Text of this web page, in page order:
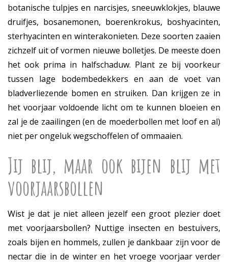
botanische tulpjes en narcisjes, sneeuwklokjes, blauwe
druifjes, bosanemonen, boerenkrokus, boshyacinten,
sterhyacinten en winterakonieten. Deze soorten zaaien
zichzelf uit of vormen nieuwe bolletjes. De meeste doen
het ook prima in halfschaduw. Plant ze bij voorkeur
tussen lage bodembedekkers en aan de voet van
bladverliezende bomen en struiken. Dan krijgen ze in
het voorjaar voldoende licht om te kunnen bloeien en
zal je de zaailingen (en de moederbollen met loof en al)
niet per ongeluk wegschoffelen of ommaaien.
Jij blij, maar ook bijen blij met
voorjaarsbollen
Wist je dat je niet alleen jezelf een groot plezier doet
met voorjaarsbollen? Nuttige insecten en bestuivers,
zoals bijen en hommels, zullen je dankbaar zijn voor de
nectar die in de winter en het vroege voorjaar verder